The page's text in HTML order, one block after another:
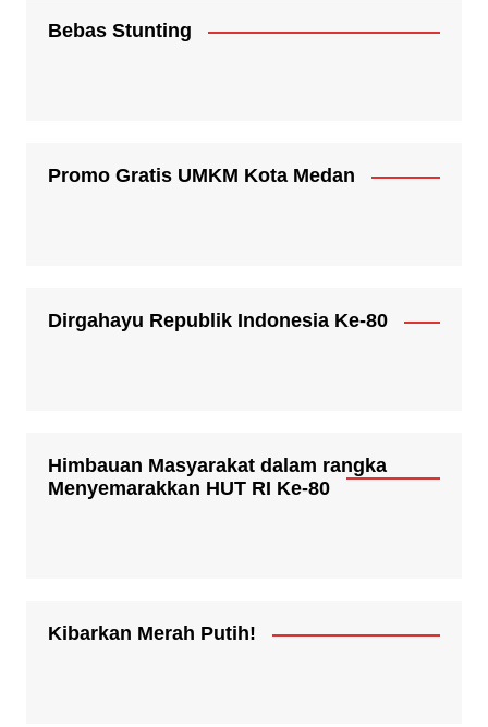
Bebas Stunting
Promo Gratis UMKM Kota Medan
Dirgahayu Republik Indonesia Ke-80
Himbauan Masyarakat dalam rangka
Menyemarakkan HUT RI Ke-80
Kibarkan Merah Putih!